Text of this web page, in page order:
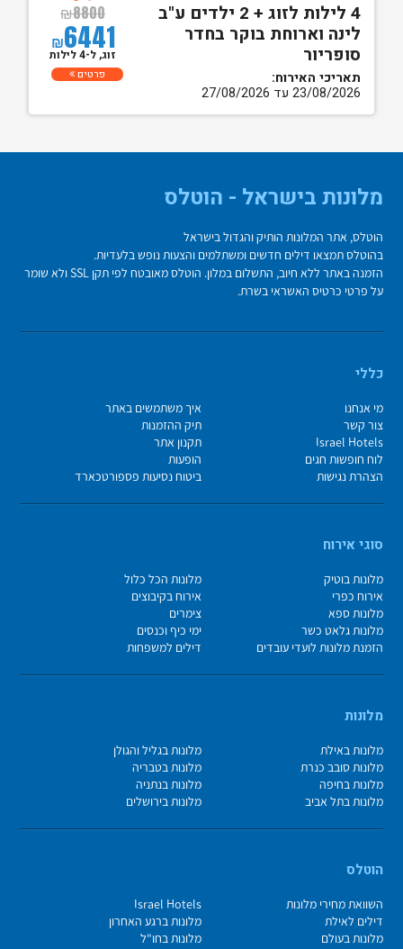
4 לילות לזוג + 2 ילדים ע"ב
לינה וארוחת בוקר בחדר
סופריור
תאריכי האירוח:
23/08/2026 עד 27/08/2026
₪8800
₪6441
זוג, ל-4 לילות
פרטים
מלונות בישראל - הוטלס
הוטלס, אתר המלונות הותיק והגדול בישראל
בהוטלס תמצאו דילים חדשים ומשתלמים והצעות נופש בלעדיות.
הזמנה באתר ללא חיוב, התשלום במלון. הוטלס מאובטח לפי תקן SSL ולא שומר
על פרטי כרטיס האשראי בשרת.
כללי
מי אנחנו
איך משתמשים באתר
צור קשר
תיק ההזמנות
Israel Hotels
תקנון אתר
לוח חופשות חגים
הופעות
הצהרת נגישות
ביטוח נסיעות פספורטכארד
סוגי אירוח
מלונות בוטיק
מלונות הכל כלול
אירוח כפרי
אירוח בקיבוצים
מלונות ספא
צימרים
מלונות גלאט כשר
ימי כיף וכנסים
הזמנת מלונות לועדי עובדים
דילים למשפחות
מלונות
מלונות באילת
מלונות בגליל והגולן
מלונות סובב כנרת
מלונות בטבריה
מלונות בחיפה
מלונות בנתניה
מלונות בתל אביב
מלונות בירושלים
הוטלס
השוואת מחירי מלונות
Israel Hotels
דילים לאילת
מלונות ברגע האחרון
מלונות בעולם
מלונות בחו"ל